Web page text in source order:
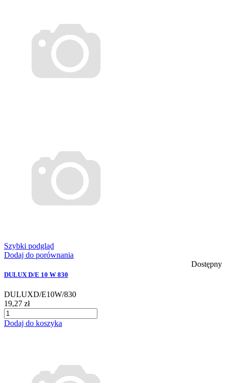
Szybki podgląd
Dodaj do porównania
Dostępny
DULUX D/E 10 W 830
DULUXD/E10W/830
19,27 zł
Dodaj do koszyka